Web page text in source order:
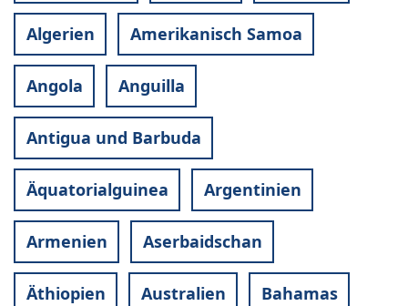
Algerien Amerikanisch Samoa
Angola Anguilla
Antigua und Barbuda
Äquatorialguinea Argentinien
Armenien Aserbaidschan
Äthiopien Australien Bahamas